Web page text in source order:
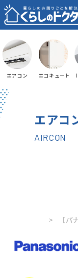
エアコン エコキュート
エアコ
AIRCON
【